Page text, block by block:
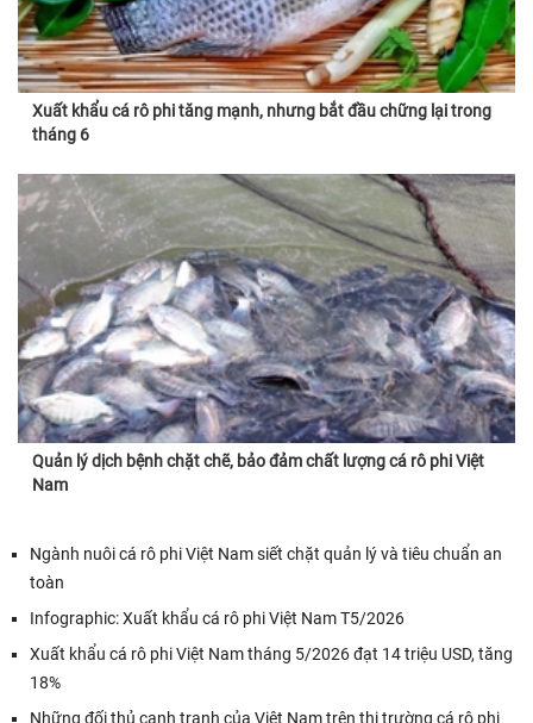
Xuất khẩu cá rô phi tăng mạnh, nhưng bắt đầu chững lại trong
tháng 6
Quản lý dịch bệnh chặt chẽ, bảo đảm chất lượng cá rô phi Việt
Nam
Ngành nuôi cá rô phi Việt Nam siết chặt quản lý và tiêu chuẩn an
toàn
Infographic: Xuất khẩu cá rô phi Việt Nam T5/2026
Xuất khẩu cá rô phi Việt Nam tháng 5/2026 đạt 14 triệu USD, tăng
18%
Những đối thủ cạnh tranh của Việt Nam trên thị trường cá rô phi